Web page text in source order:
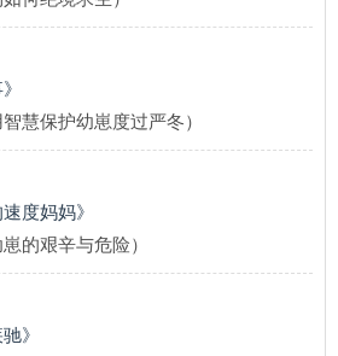
慧保护幼崽度过严冬）
度妈妈》
的艰辛与危险）
》